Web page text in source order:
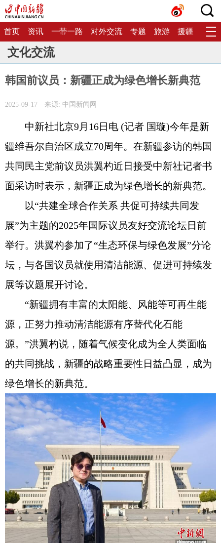
首页 资讯 一带一路 对外交流 专题 旅游 援疆 生态
文化交流
韩国前议员：新疆正成为绿色增长新典范
2025-09-17 来源: 中国新闻网
中新社北京9月16日电 (记者 国璇)今年是新
疆维吾尔自治区成立70周年。在新疆参访的韩国
共同民主党前议员洪翼杓近日接受中新社记者书
面采访时表示，新疆正成为绿色增长的新典范。
以“共建全球合作关系 共促可持续共同发
展”为主题的2025年国际议员友好交流论坛日前
举行。洪翼杓参加了“生态环保与绿色发展”分论
坛，与各国议员就使用清洁能源、促进可持续发
展等议题展开讨论。
“新疆拥有丰富的太阳能、风能等可再生能
源，正努力推动清洁能源有序替代化石能
源。”洪翼杓说，随着气候变化成为全人类面临
的共同挑战，新疆的战略重要性日益凸显，成为
绿色增长的新典范。